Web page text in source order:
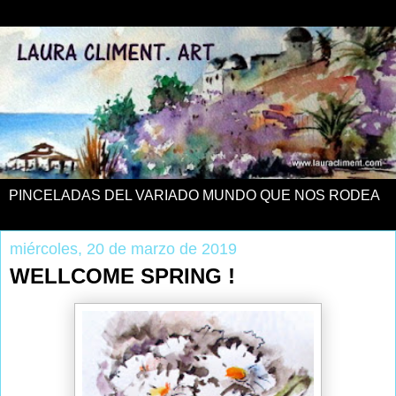
PINCELADAS DEL VARIADO MUNDO QUE NOS RODEA
miércoles, 20 de marzo de 2019
WELLCOME SPRING !